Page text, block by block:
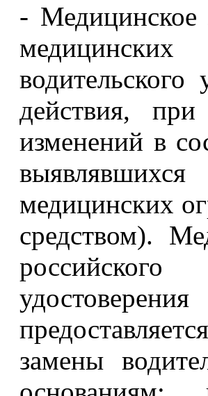
- Медицинское
действия,
изменений в
медицинских
средством).
замены